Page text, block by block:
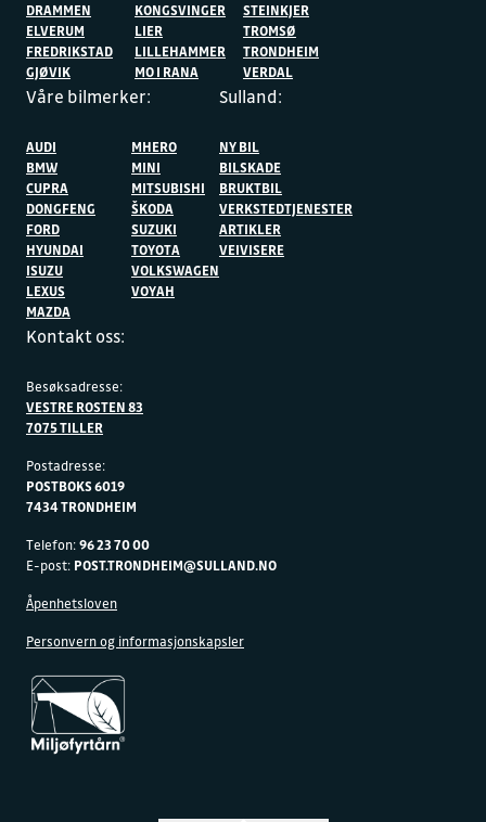
DRAMMEN
ELVERUM
FREDRIKSTAD
GJØVIK
KONGSVINGER
LIER
LILLEHAMMER
MO I RANA
STEINKJER
TROMSØ
TRONDHEIM
VERDAL
Våre bilmerker:
AUDI
BMW
CUPRA
DONGFENG
FORD
HYUNDAI
ISUZU
LEXUS
MAZDA
MHERO
MINI
MITSUBISHI
ŠKODA
SUZUKI
TOYOTA
VOLKSWAGEN
VOYAH
Sulland:
NY BIL
BILSKADE
BRUKTBIL
VERKSTEDTJENESTER
ARTIKLER
VEIVISERE
Kontakt oss:
Besøksadresse:
VESTRE ROSTEN 83
7075 TILLER
Postadresse:
POSTBOKS 6019
7434 TRONDHEIM
Telefon:96 23 70 00
E-post: POST.TRONDHEIM@SULLAND.NO
Åpenhetsloven
Personvern og informasjonskapsler